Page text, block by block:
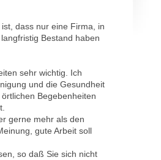
dass nur eine Firma, in
Bestand haben
sehr wichtig. Ich
und die Gesundheit
Begebenheiten
gerne mehr als den
gute Arbeit soll
so daß Sie sich nicht